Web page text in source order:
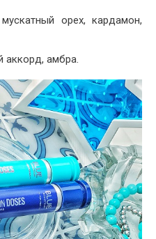
орех, кардамон,
аккорд, амбра.